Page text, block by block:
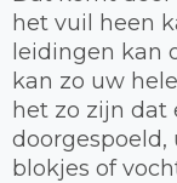
het vuil heen
leidingen kan
kan zo uw
het zo zijn dat
blokjes of